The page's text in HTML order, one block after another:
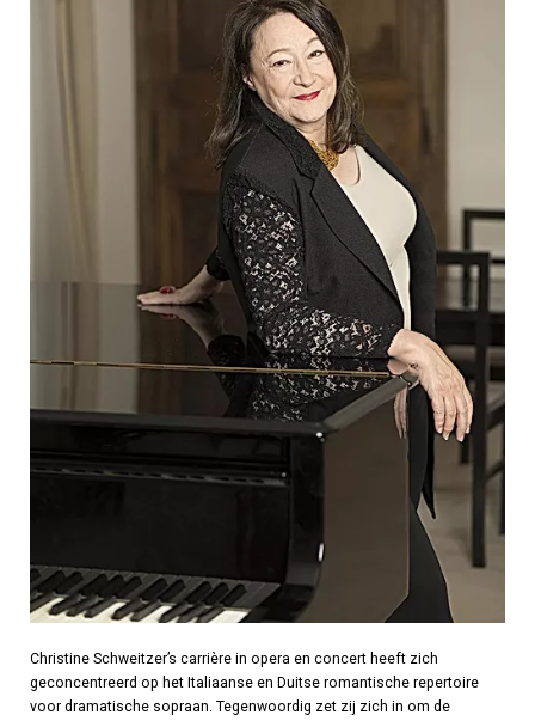
Christine Schweitzer’s carrière in opera en concert heeft zich
geconcentreerd op het Italiaanse en Duitse romantische repertoire
voor dramatische sopraan. Tegenwoordig zet zij zich in om de